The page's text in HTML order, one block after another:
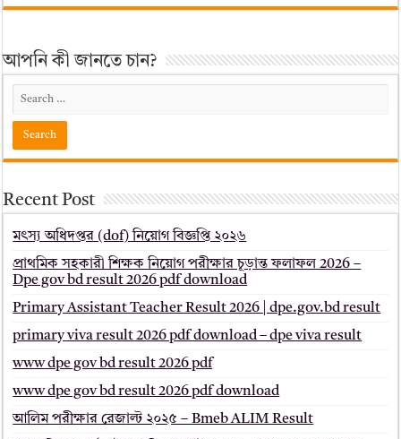
আপনি কী জানতে চান?
Recent Post
মৎস্য অধিদপ্তর (dof) নিয়োগ বিজ্ঞপ্তি ২০২৬
প্রাথমিক সহকারী শিক্ষক নিয়োগ পরীক্ষার চূড়ান্ত ফলাফল 2026 –
Dpe gov bd result 2026 pdf download
Primary Assistant Teacher Result 2026 | dpe.gov.bd result
primary viva result 2026 pdf download – dpe viva result
www dpe gov bd result 2026 pdf
www dpe gov bd result 2026 pdf download
আলিম পরীক্ষার রেজাল্ট ২০২৫ – Bmeb ALIM Result